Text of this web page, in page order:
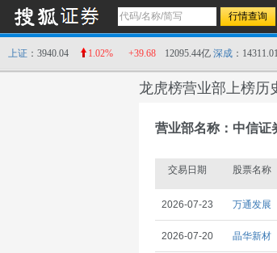
上证 ：3940.04 1.02% +39.68 12095.44亿 深成 ：14311.01
龙虎榜营业部上榜历
营业部名称：中信证
交易日期 股票名称
2026-07-23 万通发展
2026-07-20 晶华新材